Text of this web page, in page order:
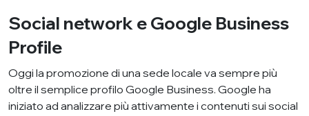
Social network e Google Business
Profile
Oggi la promozione di una sede locale va sempre più
oltre il semplice profilo Google Business. Google ha
iniziato ad analizzare più attivamente i contenuti sui social